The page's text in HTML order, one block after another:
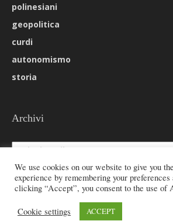
polinesiani
geopolitica
curdi
autonomismo
storia
Archivi
Archivi
© 2026 All rights reserved -
We use cookies on our website to give you
experience by remembering your
clicking “Accept”, you consent to the use of
Cookie settings ACCEPT